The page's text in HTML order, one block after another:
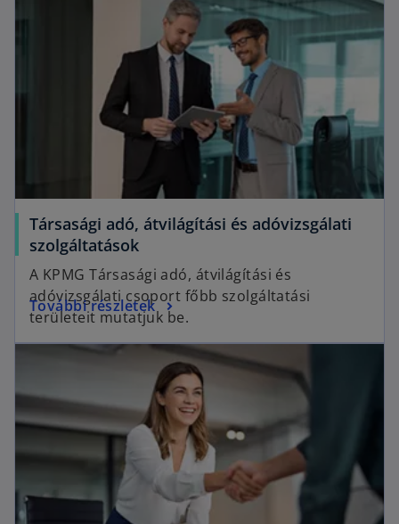
Társasági adó, átvilágítási és adóvizsgálati
szolgáltatások
A KPMG Társasági adó, átvilágítási és
adóvizsgálati csoport főbb szolgáltatási
területeit mutatjuk be.
További részletek